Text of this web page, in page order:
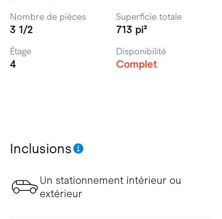
Inclusions
Un stationnement intérieur ou
extérieur
Nombre de pièces
3 1/2
Superficie totale
713 pi²
Étage
4
Disponibilité
Complet